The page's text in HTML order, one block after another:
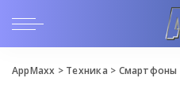
AppMaxx > Техника > Смартфоны